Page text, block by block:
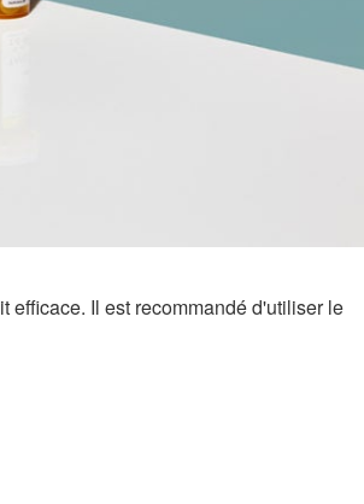
efficace. Il est recommandé d'utiliser le